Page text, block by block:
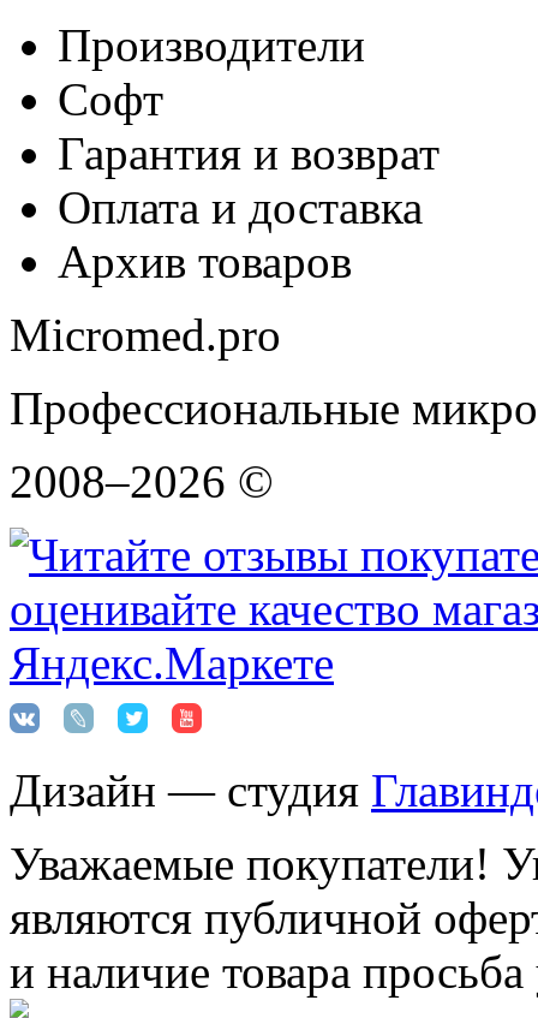
Производители
Софт
Гарантия и возврат
Оплата и доставка
Архив товаров
Micromed.pro
Профессиональные
2008–2026 ©
Дизайн — студия
Уважаемые покупатели!
являются публичной
и наличие товара